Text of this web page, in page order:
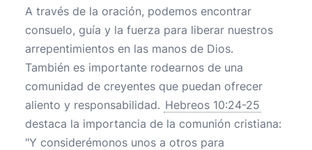
A través de la oración, podemos encontrar
consuelo, guía y la fuerza para liberar nuestros
arrepentimientos en las manos de Dios.
También es importante rodearnos de una
comunidad de creyentes que puedan ofrecer
aliento y responsabilidad. Hebreos 10:24-25
destaca la importancia de la comunión cristiana:
"Y considerémonos unos a otros para